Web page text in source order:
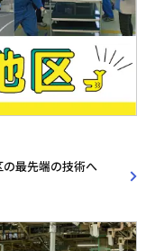
最先端の技術へ